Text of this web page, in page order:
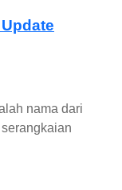
nama dari